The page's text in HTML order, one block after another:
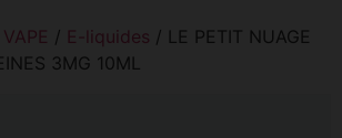
/ E-liquides / LE PETIT NUAGE
3MG 10ML